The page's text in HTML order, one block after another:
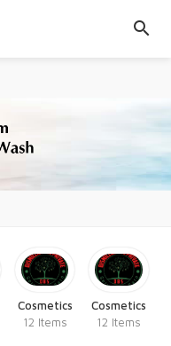
Cosmetics
12 Items
Cosmetics
12 Items